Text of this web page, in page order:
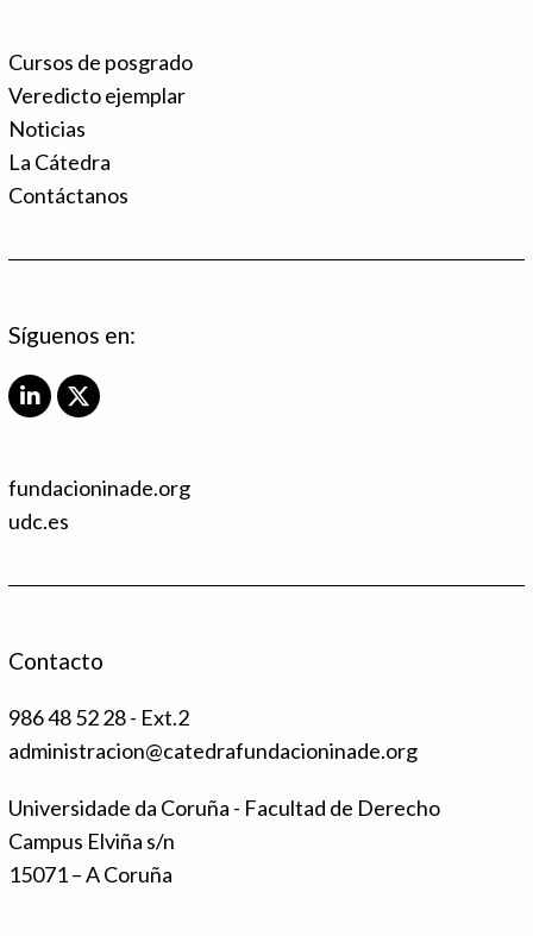
Cursos de posgrado
Veredicto ejemplar
Noticias
La Cátedra
Contáctanos
Síguenos en:
L
e
d
X
t
fundacioninade.org
udc.es
Contacto
986 48 52 28 - Ext.2
administracion@catedrafundacioninade.org
Universidade da Coruña - Facultad de Derecho
Campus Elviña s/n
15071 – A Coruña